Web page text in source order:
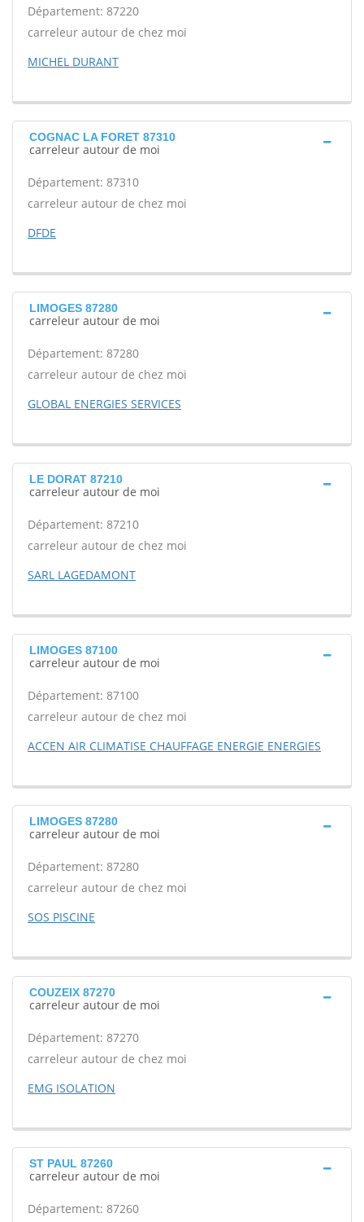
Département: 87220
carreleur autour de chez moi
MICHEL DURANT
COGNAC LA FORET 87310
carreleur autour de moi
Département: 87310
carreleur autour de chez moi
DFDE
LIMOGES 87280
carreleur autour de moi
Département: 87280
carreleur autour de chez moi
GLOBAL ENERGIES SERVICES
LE DORAT 87210
carreleur autour de moi
Département: 87210
carreleur autour de chez moi
SARL LAGEDAMONT
LIMOGES 87100
carreleur autour de moi
Département: 87100
carreleur autour de chez moi
ACCEN AIR CLIMATISE CHAUFFAGE ENERGIE ENERGIES
LIMOGES 87280
carreleur autour de moi
Département: 87280
carreleur autour de chez moi
SOS PISCINE
COUZEIX 87270
carreleur autour de moi
Département: 87270
carreleur autour de chez moi
EMG ISOLATION
ST PAUL 87260
carreleur autour de moi
Département: 87260